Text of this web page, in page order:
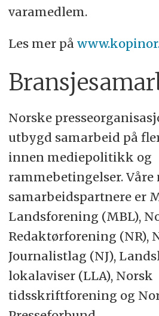
varamedlem.
Les mer på
Norske
utbygd samarbeid på
innen mediepolitikk og
rammebetingelser.
samarbeidspartnere er
Landsforening (MBL),
Redaktørforening (NR),
Journalistlag (NJ),
lokalaviser (LLA), Norsk
tidsskriftforening og